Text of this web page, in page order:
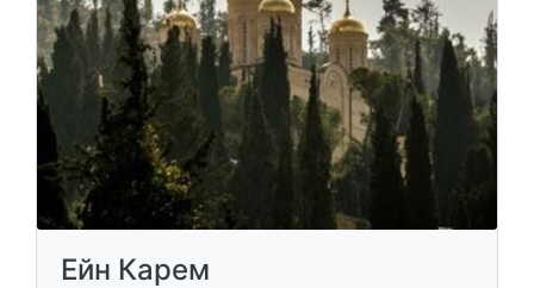
Ейн Карем